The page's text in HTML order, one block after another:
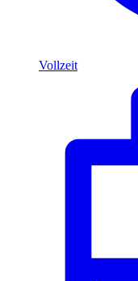
Vollzeit